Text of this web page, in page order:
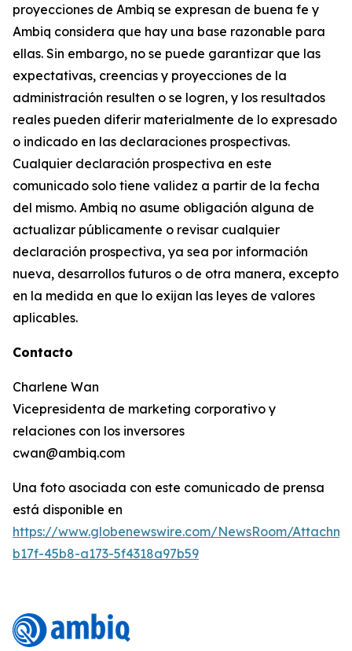
proyecciones de Ambiq se expresan de buena fe y
Ambiq considera que hay una base razonable para
ellas. Sin embargo, no se puede garantizar que las
expectativas, creencias y proyecciones de la
administración resulten o se logren, y los resultados
reales pueden diferir materialmente de lo expresado
o indicado en las declaraciones prospectivas.
Cualquier declaración prospectiva en este
comunicado solo tiene validez a partir de la fecha
del mismo. Ambiq no asume obligación alguna de
actualizar públicamente o revisar cualquier
declaración prospectiva, ya sea por información
nueva, desarrollos futuros o de otra manera, excepto
en la medida en que lo exijan las leyes de valores
aplicables.
Contacto
Charlene Wan
Vicepresidenta de marketing corporativo y
relaciones con los inversores
cwan@ambiq.com
Una foto asociada con este comunicado de prensa
está disponible en
https://www.globenewswire.com/NewsRoom/
b17f-45b8-a173-5f4318a97b59